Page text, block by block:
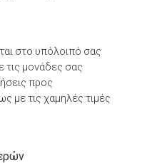
στο υπόλοιπό σας
τις μονάδες σας
προς
με τις χαμηλές τιμές